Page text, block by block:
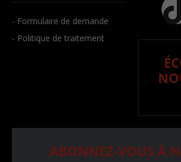
- Formulaire de demande
- Politique de traitement
ABONNEZ-VOUS À